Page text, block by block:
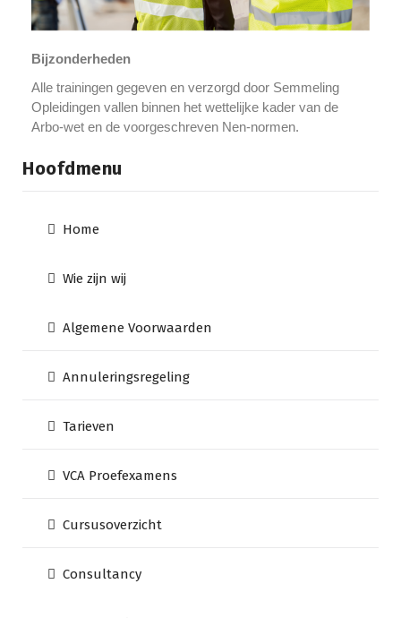
Bijzonderheden
Alle trainingen gegeven en verzorgd door Semmeling
Opleidingen vallen binnen het wettelijke kader van de
Arbo-wet en de voorgeschreven Nen-normen.
Hoofdmenu
Home
Wie zijn wij
Algemene Voorwaarden
Annuleringsregeling
Tarieven
VCA Proefexamens
Cursusoverzicht
Consultancy